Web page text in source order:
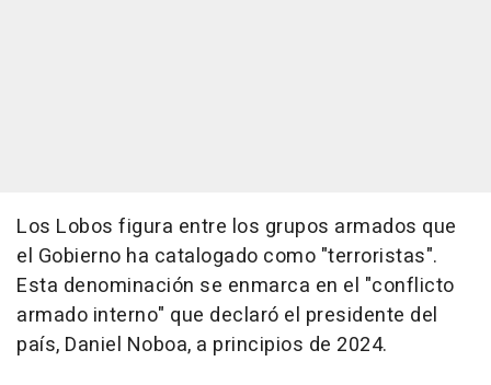
Los Lobos figura entre los grupos armados que
el Gobierno ha catalogado como "terroristas".
Esta denominación se enmarca en el "conflicto
armado interno" que declaró el presidente del
país, Daniel Noboa, a principios de 2024.